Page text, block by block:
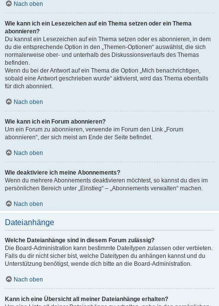
Nach oben
Wie kann ich ein Lesezeichen auf ein Thema setzen oder ein Thema
abonnieren?
Du kannst ein Lesezeichen auf ein Thema setzen oder es abonnieren, in dem
du die entsprechende Option in den „Themen-Optionen“ auswählst, die sich
normalerweise ober- und unterhalb des Diskussionsverlaufs des Themas
befinden.
Wenn du bei der Antwort auf ein Thema die Option „Mich benachrichtigen,
sobald eine Antwort geschrieben wurde“ aktivierst, wird das Thema ebenfalls
für dich abonniert.
Nach oben
Wie kann ich ein Forum abonnieren?
Um ein Forum zu abonnieren, verwende im Forum den Link „Forum
abonnieren“, der sich meist am Ende der Seite befindet.
Nach oben
Wie deaktiviere ich meine Abonnements?
Wenn du mehrere Abonnements deaktivieren möchtest, so kannst du dies im
persönlichen Bereich unter „Einstieg“ – „Abonnements verwalten“ machen.
Nach oben
Dateianhänge
Welche Dateianhänge sind in diesem Forum zulässig?
Die Board-Administration kann bestimmte Dateitypen zulassen oder verbieten.
Falls du dir nicht sicher bist, welche Dateitypen du anhängen kannst und du
Unterstützung benötigst, wende dich bitte an die Board-Administration.
Nach oben
Kann ich eine Übersicht all meiner Dateianhänge erhalten?